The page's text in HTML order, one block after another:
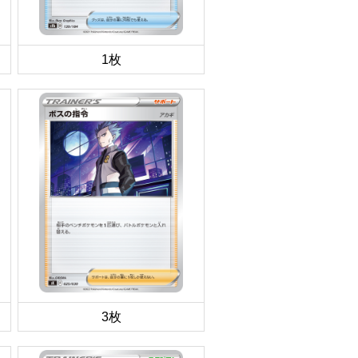
1枚
3枚